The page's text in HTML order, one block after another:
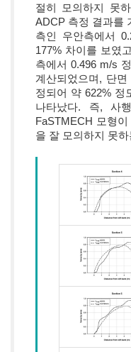
절히 모의하지 못
ADCP 측정 결과를
측인 우안측에서
177% 차이를 보였
측에서 0.496 m/s
계산되었으며, 단
정되어 약 622% 정
나타났다. 즉, 사
FaSTMECH 모형
을 잘 모의하지 못